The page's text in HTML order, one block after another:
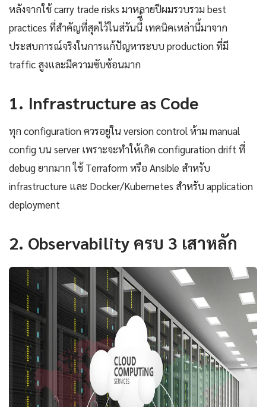
หลังจากใช้ carry trade risks มาหลายปีผมรวบรวม best
practices ที่สำคัญที่สุดไว้ในส่วันนี้ี้ เทคนิคเหล่านี้มาจาก
ประสบการณ์จริงในการแก้ปัญหาระบบ production ที่มี
traffic สูงและมีความซับซ้อนมาก
1. Infrastructure as Code
ทุก configuration ควรอยู่ใน version control ห้าม manual
config บน server เพราะจะทำให้เกิด configuration drift ที่
debug ยากมาก ใช้ Terraform หรือ Ansible สำหรับ
infrastructure และ Docker/Kubernetes สำหรับ application
deployment
2. Observability ครบ 3 เสาหลัก